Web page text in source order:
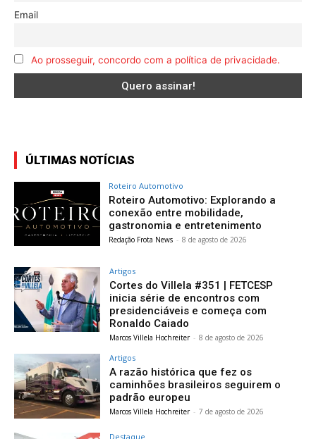
Email
Ao prosseguir, concordo com a política de privacidade.
ÚLTIMAS NOTÍCIAS
Roteiro Automotivo
Roteiro Automotivo: Explorando a
conexão entre mobilidade,
gastronomia e entretenimento
Redação Frota News - 8 de agosto de 2026
Artigos
Cortes do Villela #351 | FETCESP
inicia série de encontros com
presidenciáveis e começa com
Ronaldo Caiado
Marcos Villela Hochreiter - 8 de agosto de 2026
Artigos
A razão histórica que fez os
caminhões brasileiros seguirem o
padrão europeu
Marcos Villela Hochreiter - 7 de agosto de 2026
Destaque